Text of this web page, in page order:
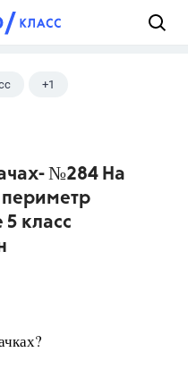
+1
№284 На
периметр
класс